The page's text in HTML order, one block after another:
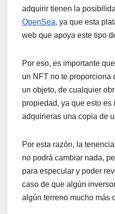
adquirir tienen la
OpenSea, ya que esta
web que apoya este tipo
Por eso, es importante
un NFT no te proporciona
un objeto, de cualquier
propiedad, ya que esto es
adquirieras una copia de
Por esta razón, la
no podrá cambiar nada,
para especular y poder
caso de que algún
algún terreno mucho más